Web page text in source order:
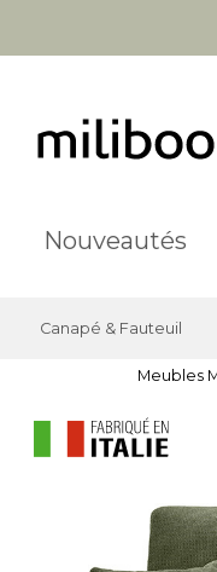
Nouveautés
Canapé & Fauteuil
Meubles